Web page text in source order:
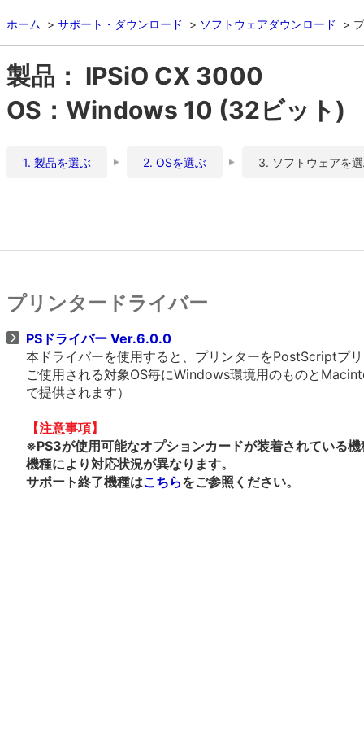
ホーム サポート・ダウンロード ソフトウェアダウンロード
製品： IPSiO CX 3000
OS：Windows 10 (32ビット)
1. 製品を選ぶ 2. OSを選ぶ 3. ソフトウェアを
プリンタードライバー
PSドライバー Ver.6.0.0
本ドライバーを使用すると、プリンターをPostScriptプ
ご使用される対象OS毎にWindows環境用のものと
で提供されます）
【注意事項】
※PS3が使用可能なオプションカードが装着されている
機種により対応状況が異なります。
サポート終了機種はこちらをご参照ください。